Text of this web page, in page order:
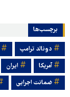
برچسب‌ها
دونالد ترامپ
آمریکا
ایران
ضمانت اجرایی